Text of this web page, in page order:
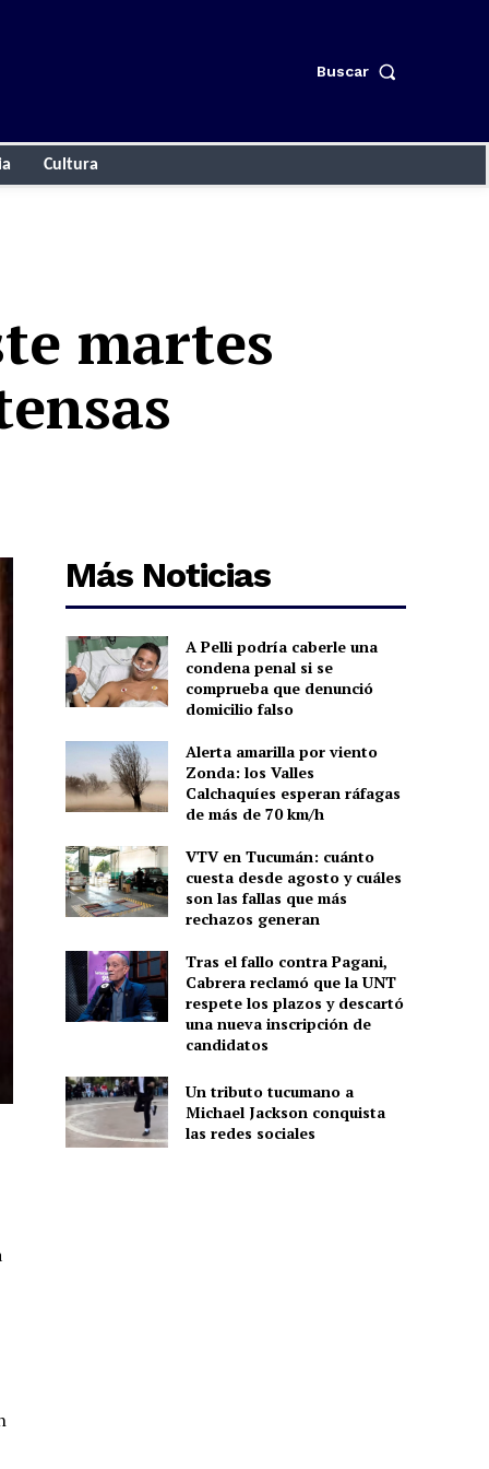
Buscar
Cultura
martes
Más Noticias
A Pelli podría caberle una
condena penal si se
comprueba que denunció
domicilio falso
Alerta amarilla por viento
Zonda: los Valles
Calchaquíes esperan ráfagas
de más de 70 km/h
VTV en Tucumán: cuánto
cuesta desde agosto y cuáles
son las fallas que más
rechazos generan
Tras el fallo contra Pagani,
Cabrera reclamó que la UNT
respete los plazos y descartó
una nueva inscripción de
candidatos
Un tributo tucumano a
Michael Jackson conquista
las redes sociales